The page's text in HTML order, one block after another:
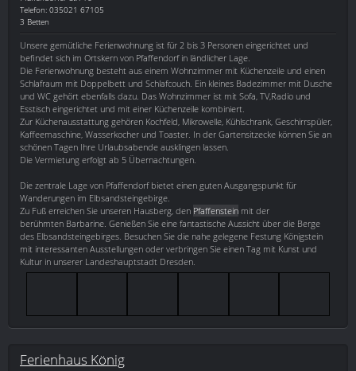
Telefon: 035021 67105
3 Betten
Unsere gemütliche Ferienwohnung ist für 2 bis 3 Personen eingerichtet und
befindet sich im Ortskern von Pfaffendorf in ländlicher Lage.
Die Ferienwohnung besteht aus einem Wohnzimmer mit Küchenzeile und einen
Schlafraum mit Doppelbett und Schlafcouch. Ein kleines Badezimmer mit Dusche
und WC gehört ebenfalls dazu. Das Wohnzimmer ist mit Sofa, TV,Radio und
Esstisch eingerichtet und mit einer Küchenzeile kombiniert.
Zur Küchenausstattung gehören Kochfeld, Mikrowelle, Kühlschrank, Geschirrspüler,
Kaffeemaschine, Wasserkocher und Toaster. In der Gartensitzecke können Sie an
schönen Tagen Ihre Urlaubsabende ausklingen lassen.
Die Vermietung erfolgt ab 5 Übernachtungen.
Die zentrale Lage von Pfaffendorf bietet einen guten Ausgangspunkt für
Wanderungen im Elbsandsteingebirge.
Zu Fuß erreichen Sie unseren Hausberg, den Pfaffenstein mit der
berühmten Barbarine. Genießen Sie eine fantastische Aussicht über die Berge
des Elbsandsteingebirges. Besuchen Sie die nahe gelegene Festung Königstein
mit interessanten Ausstellungen oder verbringen Sie einen Tag mit Kunst und
Kultur in unserer Landeshauptstadt Dresden.
Ferienhaus König